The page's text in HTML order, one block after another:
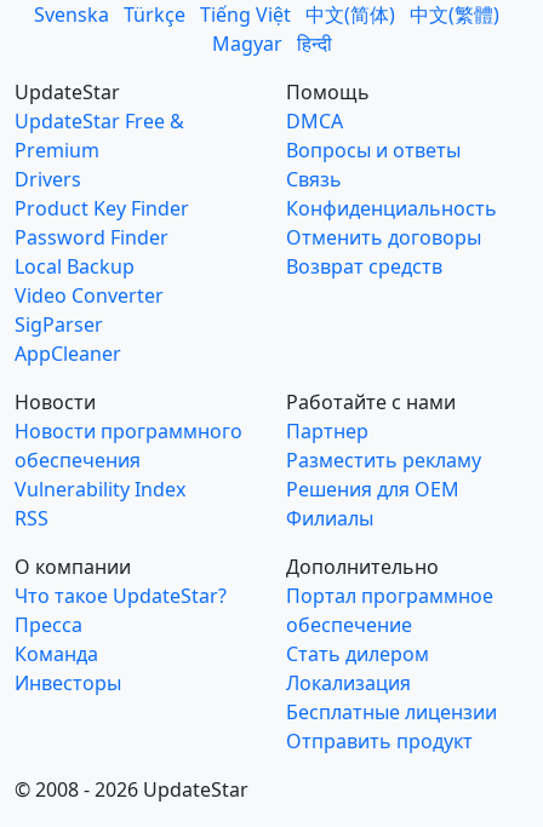
Svenska Türkçe Tiếng Việt 中文(简体) 中文(繁體)
Magyar हिन्दी
UpdateStar
UpdateStar Free &
Premium
Drivers
Product Key Finder
Password Finder
Local Backup
Video Converter
SigParser
AppCleaner
Помощь
DMCA
Вопросы и ответы
Связь
Конфиденциальность
Отменить договоры
Возврат средств
Новости
Новости программного
обеспечения
Vulnerability Index
RSS
Работайте с нами
Партнер
Разместить рекламу
Решения для OEM
Филиалы
О компании
Что такое UpdateStar?
Пресса
Команда
Инвесторы
Дополнительно
Портал программное
обеспечение
Стать дилером
Локализация
Бесплатные лицензии
Отправить продукт
© 2008 - 2026 UpdateStar